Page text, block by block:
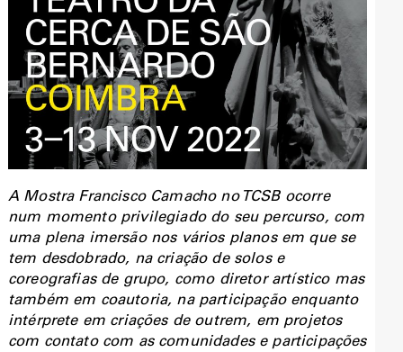
​​A Mostra Francisco Camacho no TCSB ocorre
num momento privilegiado do seu percurso, com
uma plena imersão nos vários planos em que se
tem desdobrado, na criação de solos e
coreografias de grupo, como diretor artístico mas
também em coautoria, na participação enquanto
intérprete em criações de outrem, em projetos
com contato com as comunidades e participações